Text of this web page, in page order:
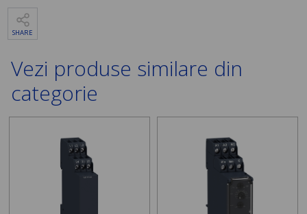
SHARE
Vezi produse similare din
categorie